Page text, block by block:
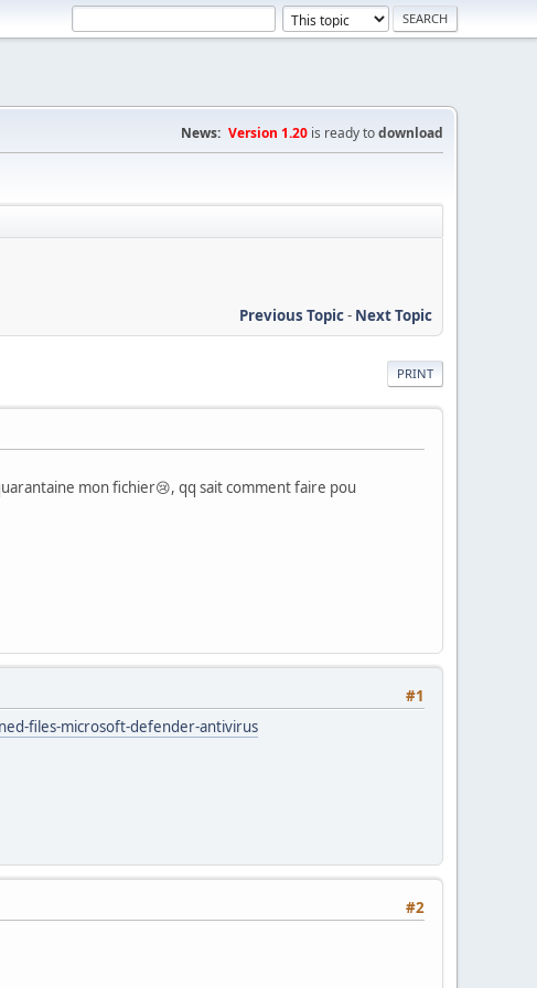
News: Version 1.20 is ready todownload
Previous Topic- Next Topic
PRINT
mon fichier😢, qq sait comment faire pou
#1
files-microsoft-defender-antivirus
#2